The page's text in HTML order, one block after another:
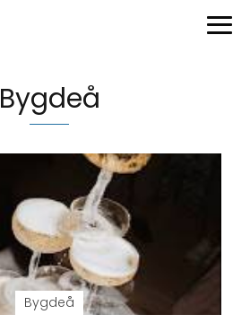
Bygdeå
Bygdeå